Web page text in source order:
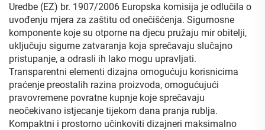
Uredbe (EZ) br. 1907/2006 Europska komisija je odlučila o
uvođenju mjera za zaštitu od onečišćenja. Sigurnosne
komponente koje su otporne na djecu pružaju mir obitelji,
uključuju sigurne zatvaranja koja sprečavaju slučajno
pristupanje, a odrasli ih lako mogu upravljati.
Transparentni elementi dizajna omogućuju korisnicima
praćenje preostalih razina proizvoda, omogućujući
pravovremene povratne kupnje koje sprečavaju
neočekivano istjecanje tijekom dana pranja rublja.
Kompaktni i prostorno učinkoviti dizajneri maksimalno